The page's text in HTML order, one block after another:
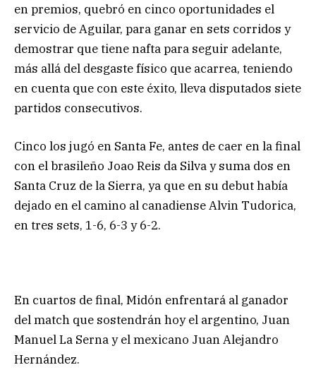
en premios, quebró en cinco oportunidades el
servicio de Aguilar, para ganar en sets corridos y
demostrar que tiene nafta para seguir adelante,
más allá del desgaste físico que acarrea, teniendo
en cuenta que con este éxito, lleva disputados siete
partidos consecutivos.
Cinco los jugó en Santa Fe, antes de caer en la final
con el brasileño Joao Reis da Silva y suma dos en
Santa Cruz de la Sierra, ya que en su debut había
dejado en el camino al canadiense Alvin Tudorica,
en tres sets, 1-6, 6-3 y 6-2.
En cuartos de final, Midón enfrentará al ganador
del match que sostendrán hoy el argentino, Juan
Manuel La Serna y el mexicano Juan Alejandro
Hernández.